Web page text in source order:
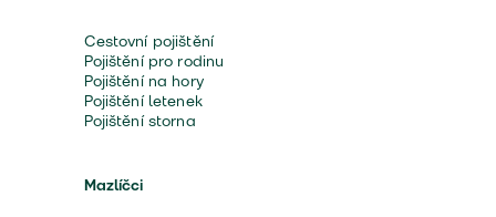
Cestovní pojištění
Pojištění pro rodinu
Pojištění na hory
Pojištění letenek
Pojištění storna
Mazlíčci